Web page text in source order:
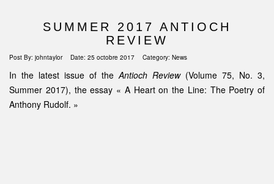
SUMMER 2017 ANTIOCH
REVIEW
Post By: johntaylor Date: 25 octobre 2017 Category: News
In the latest issue of theAntioch Review(Volume 75, No. 3,
Summer 2017), the essay « A Heart on the Line: The Poetry of
Anthony Rudolf. »